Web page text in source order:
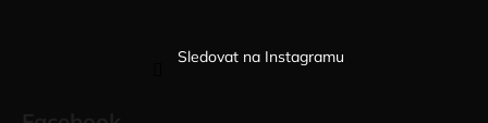
Sledovat na Instagramu